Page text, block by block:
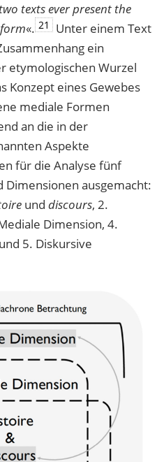
texts ever present the
form«. 21
Unter einem Text
ein
etymologischen Wurzel
Konzept eines Gewebes
mediale Formen
an die in der
Aspekte
für die Analyse fünf
Dimensionen ausgemacht:
und discours, 2.
Dimension, 4.
5. Diskursive